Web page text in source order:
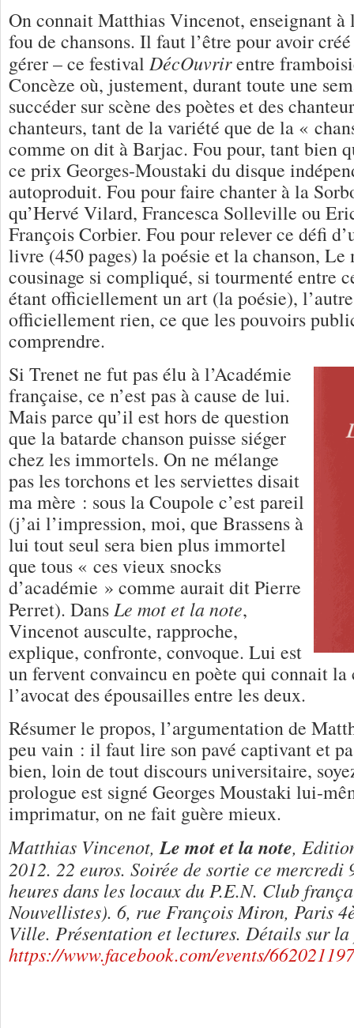
On connait Matthias Vincenot, enseignant à
fou de chansons. Il faut l’être pour avoir
gérer – ce festival DécOuvrirentre
Concèze où, justement, durant toute une
succéder sur scène des poètes et des
chanteurs, tant de la variété que de la «
comme on dit à Barjac. Fou pour, tant bien
ce prix Georges-Moustaki du disque
autoproduit. Fou pour faire chanter à la
qu’Hervé Vilard, Francesca Solleville ou
François Corbier. Fou pour relever ce défi
livre (450 pages) la poésie et la chanson, Le
cousinage si compliqué, si tourmenté entre
étant officiellement un art (la poésie),
officiellement rien, ce que les pouvoirs
comprendre.
Si Trenet ne fut pas élu à l’Académie
française, ce n’est pas à cause de lui.
Mais parce qu’il est hors de question
que la batarde chanson puisse siéger
chez les immortels. On ne mélange
pas les torchons et les serviettes disait
ma mère : sous la Coupole c’est pareil
(j’ai l’impression, moi, que Brassens à
lui tout seul sera bien plus immortel
que tous « ces vieux snocks
d’académie » comme aurait dit Pierre
Perret). Dans Le mot et la note,
Vincenot ausculte, rapproche,
explique, confronte, convoque. Lui est
un fervent convaincu en poète qui connait la
l’avocat des épousailles entre les deux.
Résumer le propos, l’argumentation de
peu vain : il faut lire son pavé captivant et
bien, loin de tout discours universitaire,
prologue est signé Georges Moustaki lui-
imprimatur, on ne fait guère mieux.
Matthias Vincenot, Le mot et la note,
2012. 22 euros. Soirée de sortie ce
heures dans les locaux du P.E.N. Club
Nouvellistes). 6, rue François Miron, Paris
Ville. Présentation et lectures. Détails sur la
https://www.facebook.com/events/